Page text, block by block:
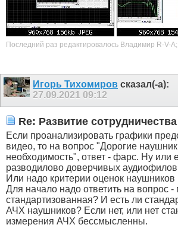
Последний раз редактировалось Владимир R-V-
Игорь Тихомиров сказал(-а):
27.09.2021 09:12
Re: Развитие
Если проанализировать графики
видео, то на вопрос "Дорогие
необходимость", ответ - фарс. Ну или
разводилово доверчивых
Или надо критерии оценок наушников
Для начало надо ответить на вопрос -
стандартизованная? И есть ли
АЧХ наушников? Если нет, или нет
измерения АЧХ бессмысленны.